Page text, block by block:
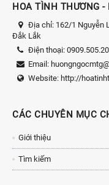
HOA TÌNH THƯƠNG
Địa chỉ: 162/1 Nguyễn
Đắk Lắk
Điện thoại:
Email:
Website: http://
CÁC CHUYÊN MỤC
Giới thiệu
Tìm kiếm